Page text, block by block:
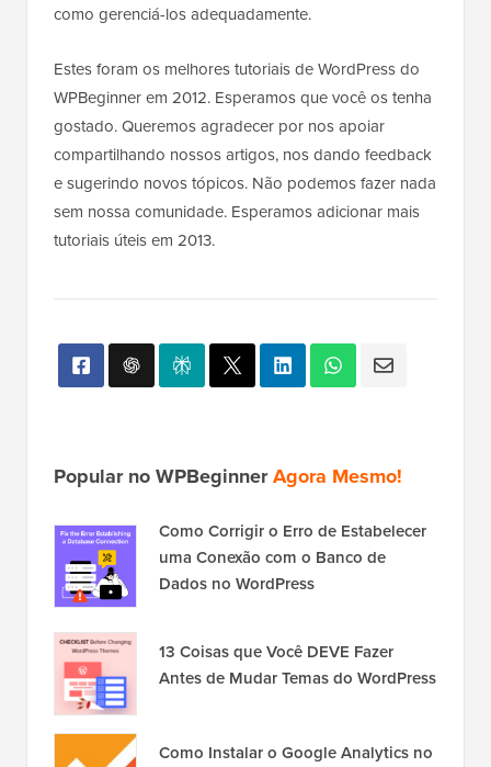
como gerenciá-los adequadamente.
Estes foram os melhores tutoriais de WordPress do
WPBeginner em 2012. Esperamos que você os tenha
gostado. Queremos agradecer por nos apoiar
compartilhando nossos artigos, nos dando feedback
e sugerindo novos tópicos. Não podemos fazer nada
sem nossa comunidade. Esperamos adicionar mais
tutoriais úteis em 2013.
Popular no WPBeginnerAgora Mesmo!
Como Corrigir o Erro de Estabelecer
uma Conexão com o Banco de
Dados no WordPress
13 Coisas que Você DEVE Fazer
Antes de Mudar Temas do WordPress
Como Instalar o Google Analytics no